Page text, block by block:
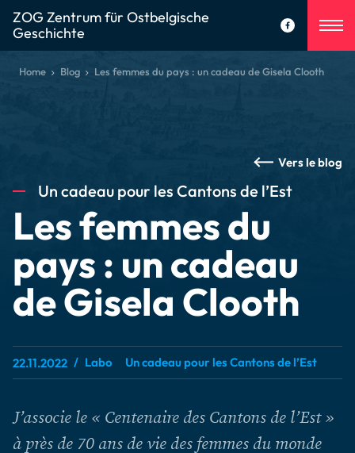
ZOG Zentrum für Ostbelgische
Geschichte
Home Blog Les femmes du pays : un cadeau de Gisela Clooth
Vers le blog
Un cadeau pour les Cantons de l’Est
Les femmes du
pays : un cadeau
de Gisela Clooth
22.11.2022 Labo Un cadeau pour les Cantons de l’Est
J’associe le « Centenaire des Cantons de l’Est »
à près de 70 ans de vie des femmes du monde